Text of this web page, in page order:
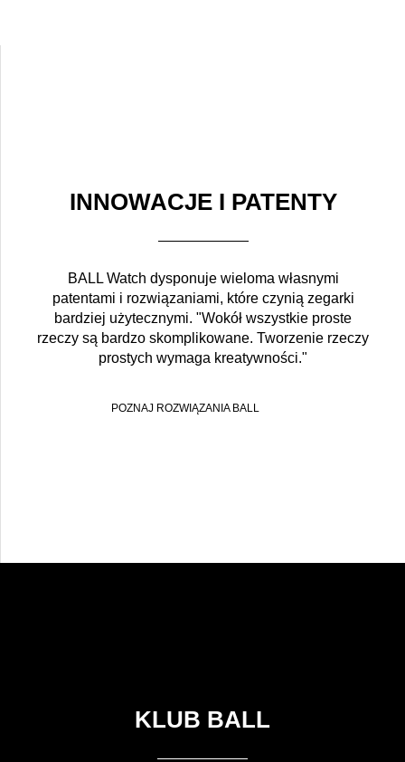
INNOWACJE I PATENTY
BALL Watch dysponuje wieloma własnymi
patentami i rozwiązaniami, które czynią zegarki
bardziej użytecznymi. "Wokół wszystkie proste
rzeczy są bardzo skomplikowane. Tworzenie rzeczy
prostych wymaga kreatywności."
POZNAJ ROZWIĄZANIA BALL
KLUB BALL